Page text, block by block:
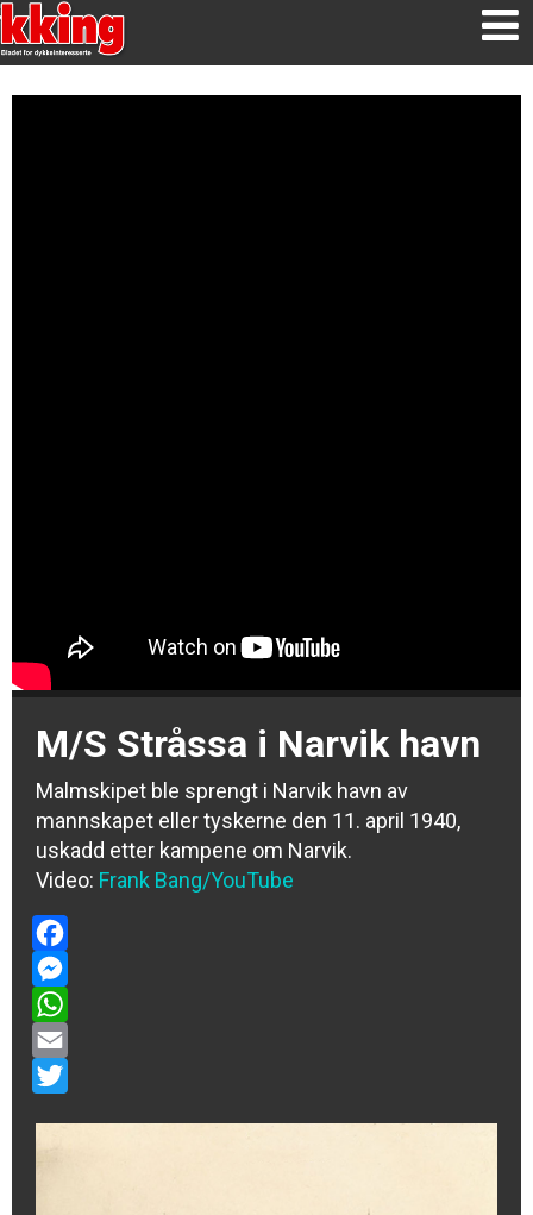
M/S Stråssa i Narvik havn
Malmskipet ble sprengt i Narvik havn av
mannskapet eller tyskerne den 11. april 1940,
uskadd etter kampene om Narvik.
Video: Frank Bang/YouTube
Facebook
Messenger
WhatsApp
Email